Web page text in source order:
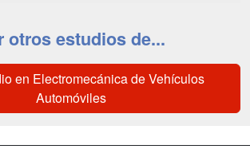
otros estudios de...
en Electromecánica de Vehículos
Automóviles